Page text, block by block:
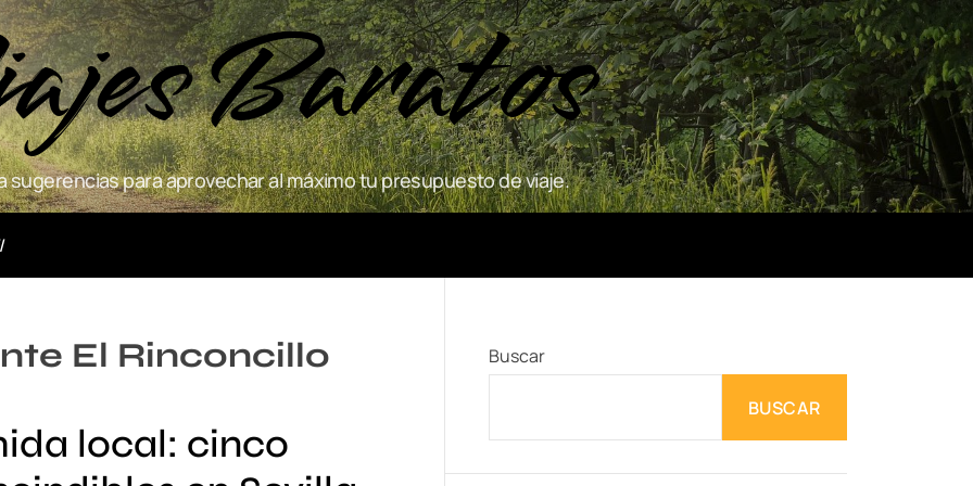
Baratos
sugerencias para aprovechar al máximo tu presupuesto de viaje.
El Rinconcillo
local: cinco
Buscar
BUSCAR